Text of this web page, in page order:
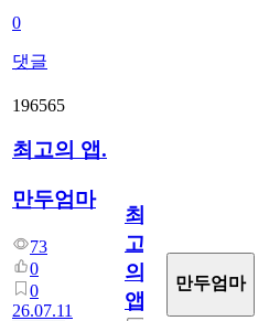
0
댓글
196565
최고의 앱.
만두엄마
73
0
0
26.07.11
최
고
의
앱.
만두엄마